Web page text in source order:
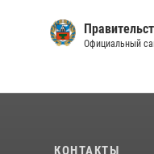
Официальный